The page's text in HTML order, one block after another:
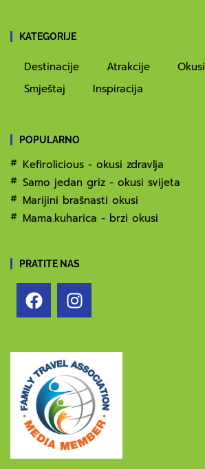
KATEGORIJE
Destinacije Atrakcije
Okusi
Smještaj
Inspiracija
POPULARNO
Kefirolicious - okusi zdravlja
Samo jedan griz - okusi svijeta
Marijini brašnasti okusi
Mama.kuharica - brzi okusi
PRATITE NAS